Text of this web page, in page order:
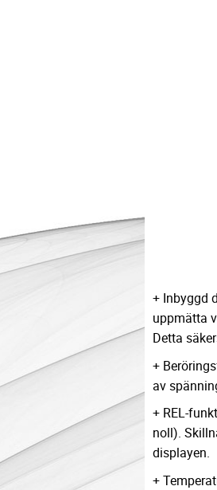
+ Inbyggd
uppmätta
Detta
+
av
+ REL-
noll).
displayen.
+